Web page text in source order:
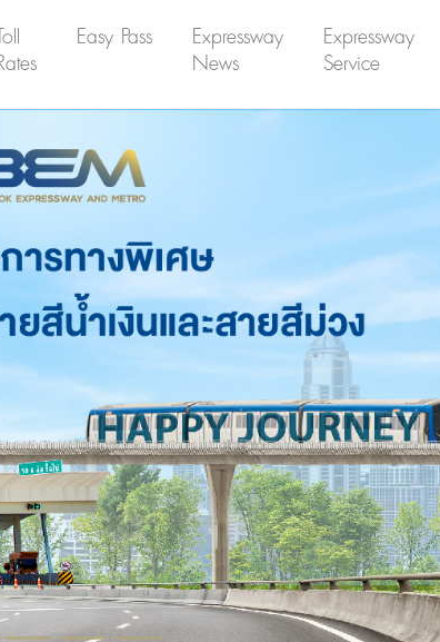
Easy Pass Expressway
News
Expressway
Service